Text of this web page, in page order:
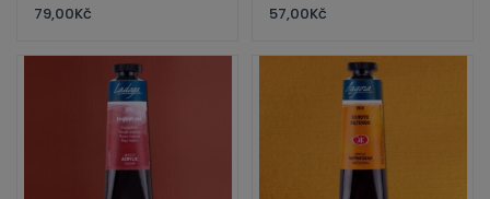
79,00Kč
57,00Kč